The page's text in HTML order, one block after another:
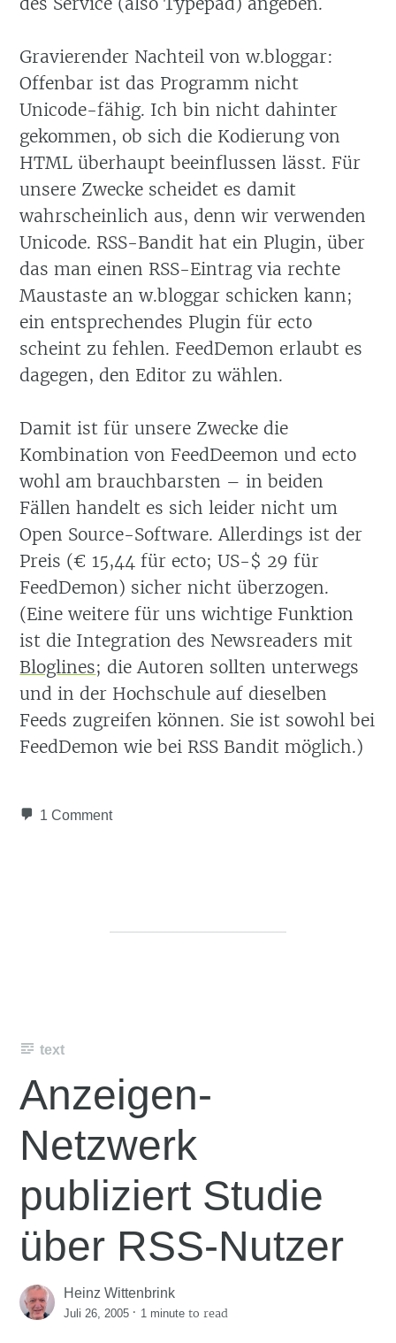
Gravierender Nachteil von w.bloggar:
Offenbar ist das Programm nicht
Unicode-fähig. Ich bin nicht dahinter
gekommen, ob sich die Kodierung von
HTML überhaupt beeinflussen lässt. Für
unsere Zwecke scheidet es damit
wahrscheinlich aus, denn wir verwenden
Unicode. RSS-Bandit hat ein Plugin, über
das man einen RSS-Eintrag via rechte
Maustaste an w.bloggar schicken kann;
ein entsprechendes Plugin für ecto
scheint zu fehlen. FeedDemon erlaubt es
dagegen, den Editor zu wählen.
Damit ist für unsere Zwecke die
Kombination von FeedDeemon und ecto
wohl am brauchbarsten – in beiden
Fällen handelt es sich leider nicht um
Open Source-Software. Allerdings ist der
Preis (€ 15,44 für ecto; US-$ 29 für
FeedDemon) sicher nicht überzogen.
(Eine weitere für uns wichtige Funktion
ist die Integration des Newsreaders mit
Bloglines; die Autoren sollten unterwegs
und in der Hochschule auf dieselben
Feeds zugreifen können. Sie ist sowohl bei
FeedDemon wie bei RSS Bandit möglich.)
1 Comment
text
Anzeigen-
Netzwerk
publiziert Studie
über RSS-Nutzer
Heinz Wittenbrink
Juli 26, 2005 · 1 minute to read